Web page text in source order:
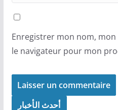
Enregistrer mon nom,
le navigateur pour mon
أحدث الأخبار